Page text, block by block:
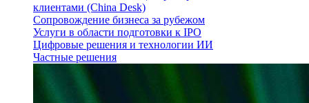
клиентами (China Desk)
Сопровождение бизнеса за рубежом
Услуги в области подготовки к IPO
Цифровые решения и технологии ИИ
Частные решения